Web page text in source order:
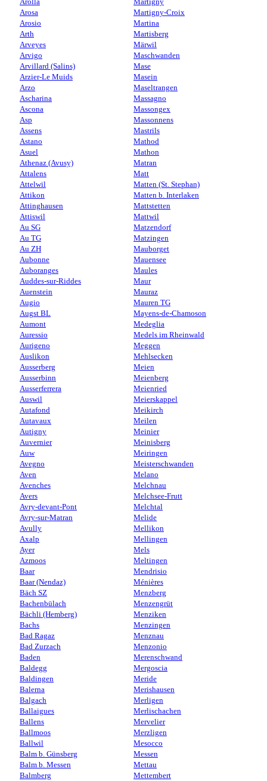
Arosa
Arosio
Arth
Arveyes
Arvigo
Arvillard (Salins)
Arzier-Le Muids
Arzo
Ascharina
Ascona
Asp
Assens
Astano
Asuel
Athenaz (Avusy)
Attalens
Attelwil
Attikon
Attinghausen
Attiswil
Au SG
Au TG
Au ZH
Aubonne
Auboranges
Auddes-sur-Riddes
Auenstein
Augio
Augst BL
Aumont
Auressio
Aurigeno
Auslikon
Ausserberg
Ausserbinn
Ausserferrera
Auswil
Autafond
Autavaux
Autigny
Auvernier
Auw
Avegno
Aven
Avenches
Avers
Avry-devant-Pont
Avry-sur-Matran
Avully
Axalp
Ayer
Azmoos
Baar
Baar (Nendaz)
Bäch SZ
Bachenbülach
Bächli (Hemberg)
Bachs
Bad Ragaz
Bad Zurzach
Baden
Baldegg
Baldingen
Balerna
Balgach
Ballaigues
Ballens
Ballmoos
Ballwil
Balm b. Günsberg
Balm b. Messen
Balmberg
Martigny-Croix
Martina
Martisberg
Märwil
Maschwanden
Mase
Masein
Maseltrangen
Massagno
Massongex
Massonnens
Mastrils
Mathod
Mathon
Matran
Matt
Matten (St. Stephan)
Matten b. Interlaken
Mattstetten
Mattwil
Matzendorf
Matzingen
Mauborget
Mauensee
Maules
Maur
Mauraz
Mauren TG
Mayens-de-Chamoson
Medeglia
Medels im Rheinwald
Meggen
Mehlsecken
Meien
Meienberg
Meienried
Meierskappel
Meikirch
Meilen
Meinier
Meinisberg
Meiringen
Meisterschwanden
Melano
Melchnau
Melchsee-Frutt
Melchtal
Melide
Mellikon
Mellingen
Mels
Meltingen
Mendrisio
Ménières
Menzberg
Menzengrüt
Menziken
Menzingen
Menznau
Menzonio
Merenschwand
Mergoscia
Meride
Merishausen
Merligen
Merlischachen
Mervelier
Merzligen
Mesocco
Messen
Mettau
Mettembert